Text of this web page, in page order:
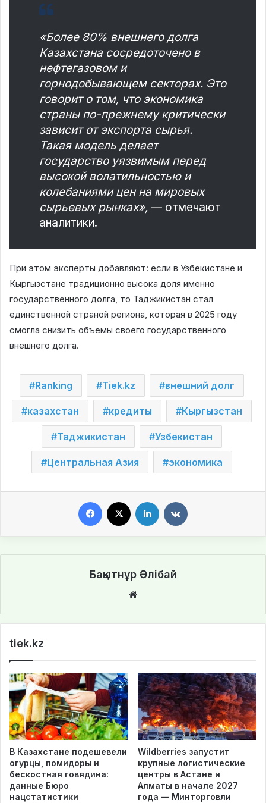
«Более 80% внешнего долга
Казахстана сосредоточено в
нефтегазовом и
горнодобывающем секторах. Это
говорит о том, что экономика
страны по-прежнему критически
зависит от экспорта сырья.
Такая модель делает
государство уязвимым перед
высокой волатильностью и
колебаниями цен на мировых
сырьевых рынках», — отмечают
аналитики.
При этом эксперты добавляют: если в Узбекистане и
Кыргызстане традиционно высока доля именно
государственного долга, то Таджикистан стал
единственной страной региона, которая в 2025 году
смогла снизить объемы своего государственного
внешнего долга.
Ranking Tiek.kz внешний долг
казахстан кредиты Кыргызстан
Таджикистан Узбекистан
Центральная Азия экономика
Бақытнұр Әлібай
te
tiek.kz
В Казахстане подешевели
огурцы, помидоры и
бескостная говядина:
данные Бюро
нацстатистики
Wildberries запустит
крупные логистические
центры в Астане и
Алматы в начале 2027
года — Минторговли